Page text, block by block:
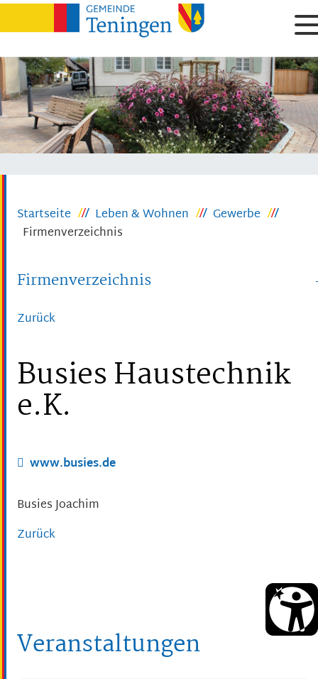
Startseite Leben & Wohnen
Gewerbe
Firmenverzeichnis
Firmenverzeichnis
Zurück
Busies Haustechnik
e.K.
www.busies.de
BusiesJoachim
Zurück
Veranstaltungen